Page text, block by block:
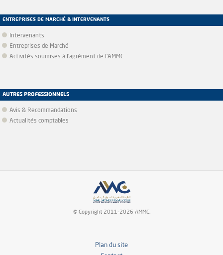
ENTREPRISES DE MARCHÉ & INTERVENANTS
Intervenants
Entreprises de Marché
Activités soumises à l'agrément de l'AMMC
AUTRES PROFESSIONNELS
Avis & Recommandations
Actualités comptables
© Copyright 2011-2026 AMMC.
Plan du site